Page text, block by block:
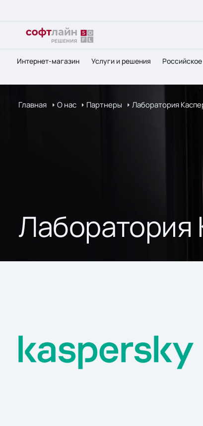
Интернет-магазин Услуги и решения
Главная О нас Партнеры Лаборатория
Лаборатория